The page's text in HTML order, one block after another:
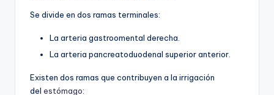
Se divide en dos ramas terminales:
La arteria gastroomental derecha.
La arteria pancreatoduodenal superior anterior.
Existen dos ramas que contribuyen a la irrigación
del estómago: